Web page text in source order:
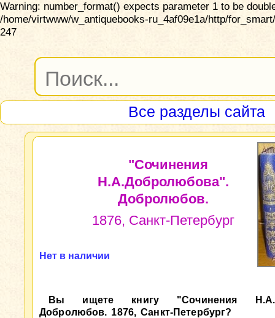
Warning: number_format() expects parameter 1 to be
/home/virtwww/w_antiquebooks-ru_4af09e1a/http/
247
Все разделы сайта
"Сочинения
Н.А.Добролюбова".
Добролюбов.
1876, Санкт-Петербург
Нет в наличии
Вы ищете книгу "Сочинения
Добролюбов. 1876, Санкт-Петербург?